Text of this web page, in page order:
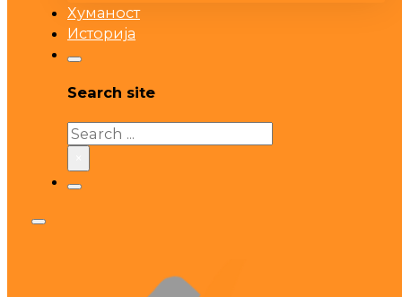
Хуманост
Историја
Search site
Search